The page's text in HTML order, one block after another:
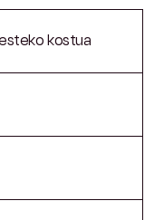
kostua